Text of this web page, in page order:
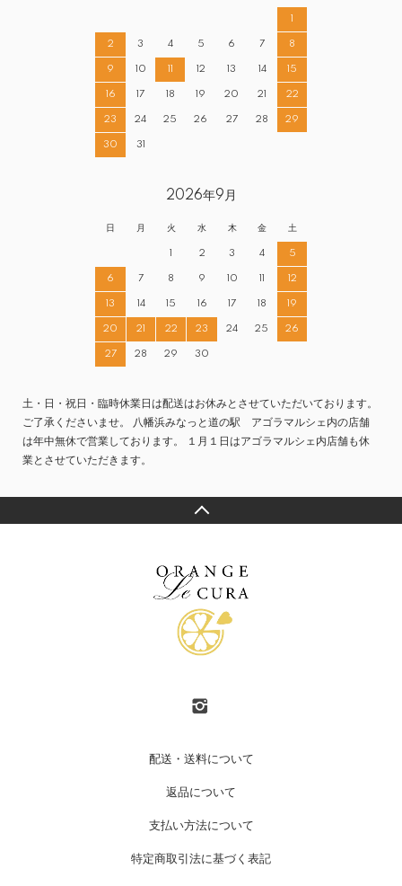
1
2 3 4 5 6 7 8
9 10 11 12 13 14 15
16 17 18 19 20 21 22
23 24 25 26 27 28 29
30 31
2026年9月
日 月 火 水 木 金 土
1 2 3 4 5
6 7 8 9 10 11 12
13 14 15 16 17 18 19
20 21 22 23 24 25 26
27 28 29 30
土・日・祝日・臨時休業日は配送はお休みとさせていただいております。
ご了承くださいませ。 八幡浜みなっと道の駅 アゴラマルシェ内の店舗
は年中無休で営業しております。 １月１日はアゴラマルシェ内店舗も休
業とさせていただきます。
配送・送料について
返品について
支払い方法について
特定商取引法に基づく表記